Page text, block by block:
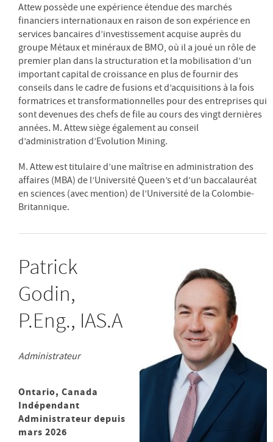
Attew possède une expérience étendue des marchés
financiers internationaux en raison de son expérience en
services bancaires d’investissement acquise auprès du
groupe Métaux et minéraux de BMO, où il a joué un rôle de
premier plan dans la structuration et la mobilisation d’un
important capital de croissance en plus de fournir des
conseils dans le cadre de fusions et d’acquisitions à la fois
formatrices et transformationnelles pour des entreprises qui
sont devenues des chefs de file au cours des vingt dernières
années. M. Attew siège également au conseil
d’administration d’Evolution Mining.
M. Attew est titulaire d’une maîtrise en administration des
affaires (MBA) de l’Université Queen’s et d’un baccalauréat
en sciences (avec mention) de l’Université de la Colombie-
Britannique.
Patrick
Godin,
P.Eng., IAS.A
Administrateur
Ontario, Canada
Indépendant
Administrateur depuis
mars 2026